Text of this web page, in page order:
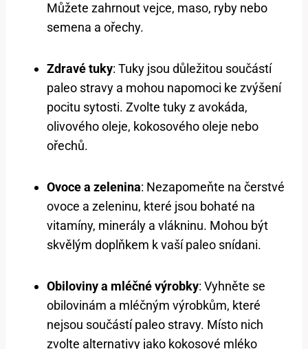
Můžete zahrnout vejce, maso, ryby nebo
semena a ořechy.
Zdravé tuky: Tuky jsou důležitou součástí
paleo stravy a mohou napomoci ke zvýšení
pocitu sytosti. Zvolte tuky z avokáda,
olivového oleje, kokosového oleje nebo
ořechů.
Ovoce a zelenina: Nezapomeňte na čerstvé
ovoce a zeleninu, které jsou bohaté na
vitamíny, minerály a vlákninu. Mohou být
skvělým doplňkem k vaší paleo snídani.
Obiloviny a mléčné výrobky: Vyhněte se
obilovinám a mléčným výrobkům, které
nejsou součástí paleo stravy. Místo nich
zvolte alternativy jako kokosové mléko